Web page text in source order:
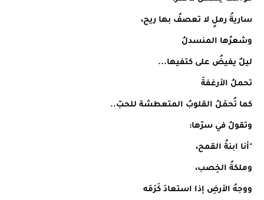
ساريةُ رملٍ لا تعصفُ بها ريح،
وشعرُها المنسدلُ
ليلٌ يفيضُ على كتفيها...
تحملُ الأرغفةَ
كما تُحمَلُ القلوبُ المتعطشة للحبّ..
وتقولُ في سرّها:
"أنا ابنةُ القمح،
وملكةُ الخِصب،
ووجهُ الأرضِ إذا استعادَ كَرَمَه